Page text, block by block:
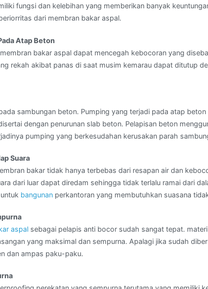
fungsi dan kelebihan yang memberikan banyak
dari membran bakar aspal.
Atap Beton
bakar aspal dapat mencegah kebocoran yang
rekah akibat panas di saat musim kemarau dapat ditutup
sambungan beton. Pumping yang terjadi pada atap
dengan penurunan slab beton. Pelapisan beton
pumping yang berkesudahan kerusakan parah
Suara
bakar tidak hanya terbebas dari resapan air dan
dari luar dapat diredam sehingga tidak terlalu ramai dari
bangunan perkantoran yang membutuhkan suasana
aspal sebagai pelapis anti bocor sudah sangat tepat.
yang maksimal dan sempurna. Apalagi jika sudah
dan ampas paku-paku.